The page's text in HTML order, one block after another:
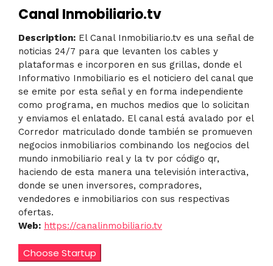
Canal Inmobiliario.tv
Description: El Canal Inmobiliario.tv es una señal de
noticias 24/7 para que levanten los cables y
plataformas e incorporen en sus grillas, donde el
Informativo Inmobiliario es el noticiero del canal que
se emite por esta señal y en forma independiente
como programa, en muchos medios que lo solicitan
y enviamos el enlatado. El canal está avalado por el
Corredor matriculado donde también se promueven
negocios inmobiliarios combinando los negocios del
mundo inmobiliario real y la tv por código qr,
haciendo de esta manera una televisión interactiva,
donde se unen inversores, compradores,
vendedores e inmobiliarios con sus respectivas
ofertas.
Web: https://canalinmobiliario.tv
Canal
Inmobiliario.tv
Choose Startup